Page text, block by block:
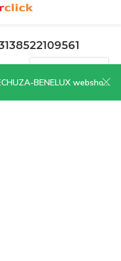
webshop | CLICK HERE NOW!
op: